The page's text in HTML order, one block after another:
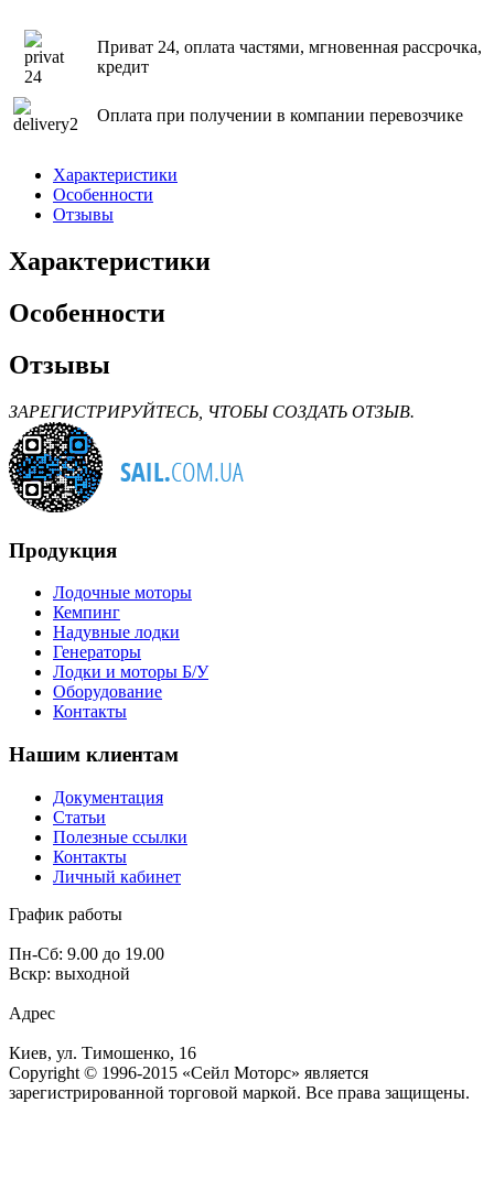
Приват 24, оплата частями, мгновенная рассрочка,
кредит
Оплата при получении в компании перевозчике
Характеристики
Особенности
Отзывы
Характеристики
Особенности
Отзывы
ЗАРЕГИСТРИРУЙТЕСЬ, ЧТОБЫ СОЗДАТЬ ОТЗЫВ.
Продукция
Лодочные моторы
Кемпинг
Надувные лодки
Генераторы
Лодки и моторы Б/У
Оборудование
Контакты
Нашим клиентам
Документация
Статьи
Полезные ссылки
Контакты
Личный кабинет
График работы
Пн-Сб: 9.00 до 19.00
Вскр: выходной
Адрес
Киев, ул. Тимошенко, 16
Copyright © 1996-2015 «Сейл Моторс» является
зарегистрированной торговой маркой. Все права защищены.